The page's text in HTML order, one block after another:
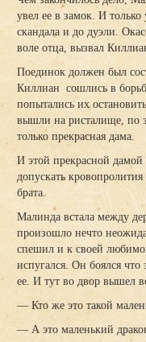
увел ее в замок. И
скандала и до дуэли.
воле отца, вызвал
Поединок должен был
Киллиан сошлись в
попытались их
вышли на ристалище, по
только прекрасная дама.
И этой прекрасной дамой
допускать
брата.
Малинда встала между
произошло нечто
спешил и к своей
испугался. Он боялся
ее. И тут во двор вышел
— Кто же это такой
— А это маленький